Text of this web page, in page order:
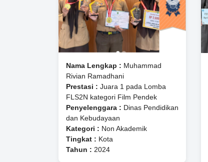
Nama Lengkap : Muhammad
Rivian Ramadhani
Prestasi : Juara 1 pada Lomba
FLS2N kategori Film Pendek
Penyelenggara : Dinas Pendidikan
dan Kebudayaan
Kategori : Non Akademik
Tingkat : Kota
Tahun : 2024